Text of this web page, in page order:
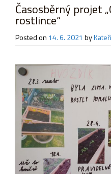
Časosběrný projet
rostlince“
Posted on 14. 6. 2021 by